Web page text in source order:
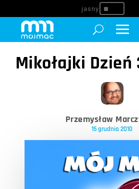
^
Mikołajki Dzień
Przemysław
15 grudnia 2010